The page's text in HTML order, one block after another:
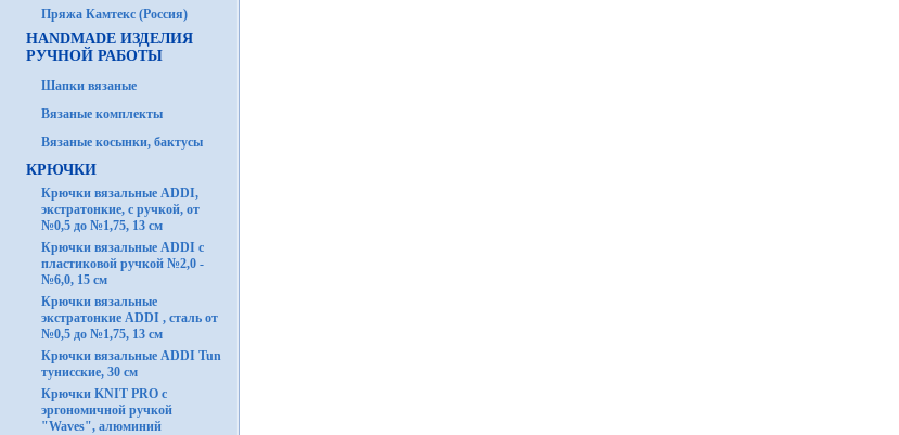
Пряжа Камтекс (Россия)
HANDMADE ИЗДЕЛИЯ
РУЧНОЙ РАБОТЫ
Шапки вязаные
Вязаные комплекты
Вязаные косынки, бактусы
КРЮЧКИ
Крючки вязальные ADDI,
экстратонкие, с ручкой, от
№0,5 до №1,75, 13 см
Крючки вязальные ADDI с
пластиковой ручкой №2,0 -
№6,0, 15 см
Крючки вязальные
экстратонкие ADDI , сталь от
№0,5 до №1,75, 13 см
Крючки вязальные ADDI Tun
тунисские, 30 см
Крючки KNIT PRO с
эргономичной ручкой
"Waves", алюминий